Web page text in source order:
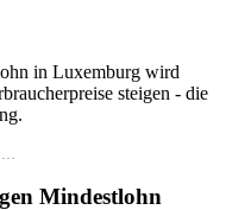
in Luxemburg wird
steigen - die
Mindestlohn